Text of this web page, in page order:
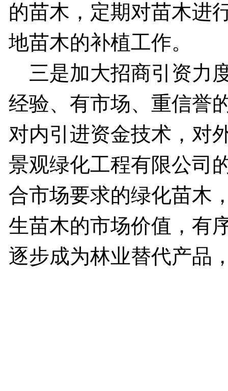
的苗木，定期对苗木进
地苗木的补植工作。
三是加大招商引资力
经验、有市场、重信誉
对内引进资金技术，对
景观绿化工程有限公司
合市场要求的绿化苗木
生苗木的市场价值，有
逐步成为林业替代产品